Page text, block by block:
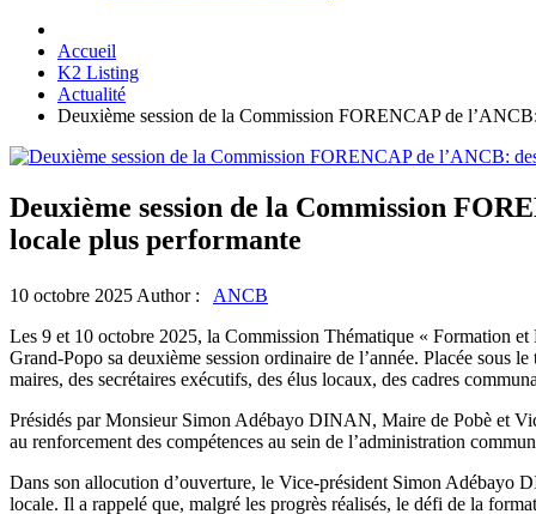
Accueil
K2 Listing
Actualité
Deuxième session de la Commission FORENCAP de
Deuxième session de la Commission
locale plus performante
10 octobre 2025 Author : ANCB
Les 9 et 10 octobre 2025, la Commission Thématique « Formation
Grand-Popo sa deuxième session ordinaire de l’année. Placée sous
maires, des secrétaires exécutifs, des élus locaux, des cadres
Présidés par Monsieur Simon Adébayo DINAN, Maire de Pobè et
au renforcement des compétences au sein de l’administration
Dans son allocution d’ouverture, le Vice-président Simon Adébayo
locale. Il a rappelé que, malgré les progrès réalisés, le défi de la